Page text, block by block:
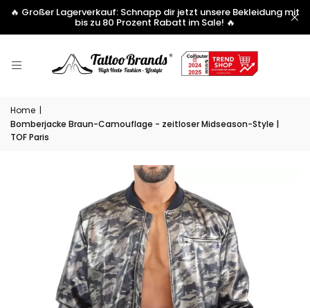
🔥 Großer Lagerverkauf: Schnapp dir jetzt unsere Bekleidung mit
bis zu 80 Prozent Rabatt im Sale! 🔥
Home |
Bomberjacke Braun-Camouflage - zeitloser Midseason-Style |
TOF Paris